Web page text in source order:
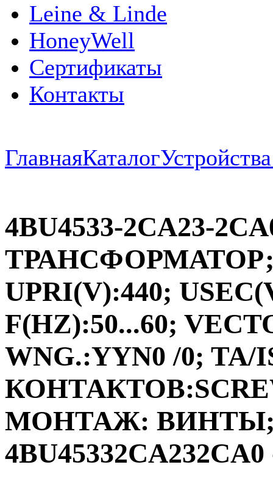
Leine & Linde
HoneyWell
Сертификаты
Контакты
ГлавнаяКаталог
4BU4533-2CA23-
UPRI(V):440;
F(HZ):50...60;
WNG.:YYN0 /0;
МОНТАЖ: ВИНТЫ;